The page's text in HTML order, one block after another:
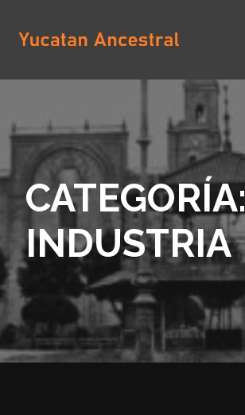
contenido
YUCATAN ANCESTRAL
CATEGORÍA:
INDUSTRIA